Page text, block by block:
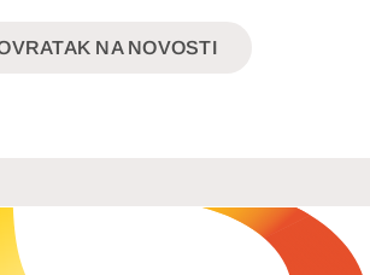
NA NOVOSTI